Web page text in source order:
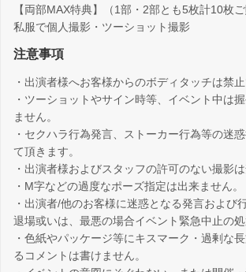
【両部MAX特典】（1部・2部とも5枚計10枚
私服で個人撮影・ツーショット撮影
注意事項
・出演者様へお客様からのボディタッチは禁止
・ツーショットやサイン時等、イベント中は
ません。
・セクハラ行為発言、ストーカー行為等の迷
て頂きます。
・出演者様およびスタッフの許可のない撮影は
・M字などの過度なポーズ指定は出来ません。
・出演者/他のお客様に迷惑となる発言および
退場或いは、最悪の場合イベント緊急中止の処
・色紙やパッケージ等にキスマーク・過剰な
るコメントは書けません。